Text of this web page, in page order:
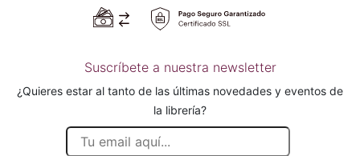
Suscríbete a nuestra newsletter
¿Quieres estar al tanto de las últimas novedades y eventos de
la librería?